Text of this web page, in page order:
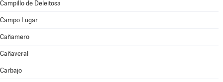
Campillo de Deleitosa
Campo Lugar
Cañamero
Cañaveral
Carbajo